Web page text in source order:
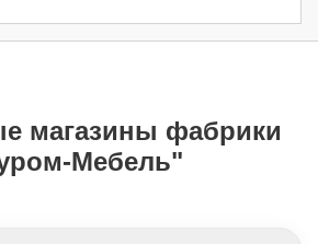
магазины фабрики
Мебель"